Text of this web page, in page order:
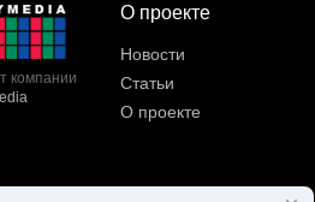
компании
О проекте
Новости
Статьи
О проекте